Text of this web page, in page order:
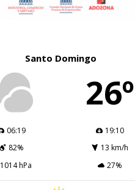
Santo Domingo
26º
06:19
19:10
82%
13 km/h
1014 hPa
27%